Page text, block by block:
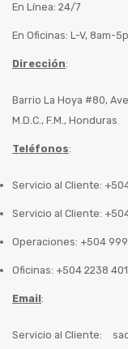
En Línea: 24/7
En Oficinas: L-V, 8am-
Dirección:
Barrio La Hoya #80,
M.D.C., F.M., Honduras
Teléfonos:
Servicio al Cliente:
Servicio al Cliente:
Operaciones: +504
Oficinas: +504 2238
Email:
Servicio al Cliente: